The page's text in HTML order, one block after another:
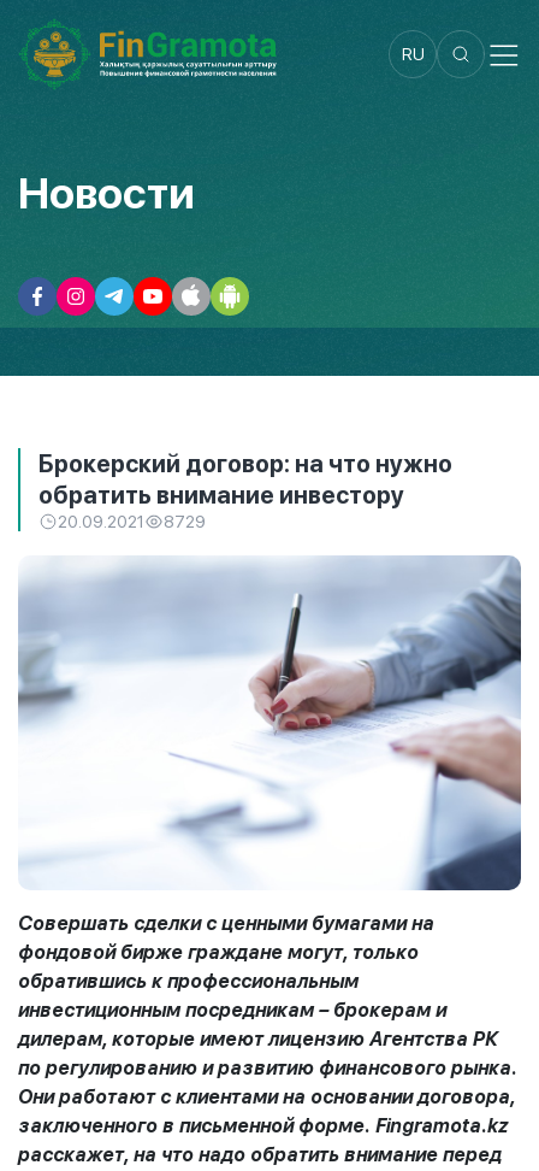
RU
Новости
Брокерский договор: на что нужно
обратить внимание инвестору
20.09.2021 8729
Совершать сделки с ценными бумагами на
фондовой бирже граждане могут, только
обратившись к профессиональным
инвестиционным посредникам – брокерам и
дилерам, которые имеют лицензию Агентства РК
по регулированию и развитию финансового рынка.
Они работают с клиентами на основании договора,
заключенного в письменной форме. Fingramota.kz
расскажет, на что надо обратить внимание перед